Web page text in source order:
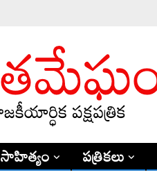
సాహిత్యం పత్రికలు